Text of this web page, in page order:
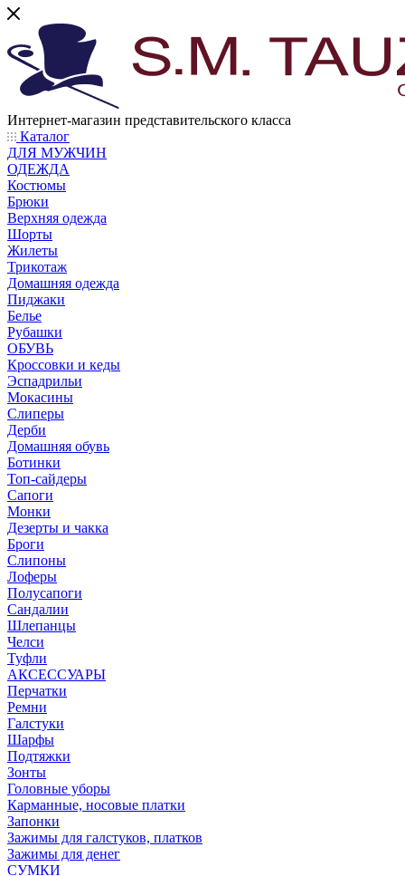
Интернет-магазин представительского класса
Каталог
ДЛЯ МУЖЧИН
ОДЕЖДА
Костюмы
Брюки
Верхняя одежда
Шорты
Жилеты
Трикотаж
Домашняя одежда
Пиджаки
Белье
Рубашки
ОБУВЬ
Кроссовки и кеды
Эспадрильи
Мокасины
Слиперы
Дерби
Домашняя обувь
Ботинки
Топ-сайдеры
Сапоги
Монки
Дезерты и чакка
Броги
Слипоны
Лоферы
Полусапоги
Сандалии
Шлепанцы
Челси
Туфли
АКСЕССУАРЫ
Перчатки
Ремни
Галстуки
Шарфы
Подтяжки
Зонты
Головные уборы
Карманные, носовые платки
Запонки
Зажимы для галстуков, платков
Зажимы для денег
СУМКИ